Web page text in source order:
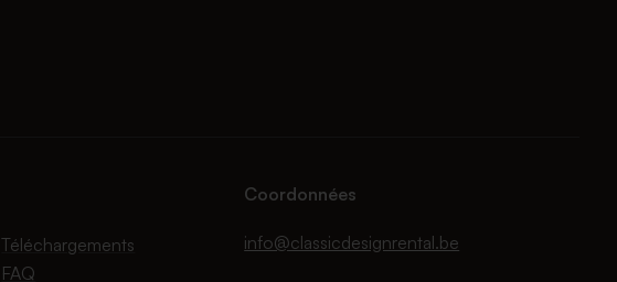
Téléchargements
FAQ
Coordonnées
info@classicdesignrental.be